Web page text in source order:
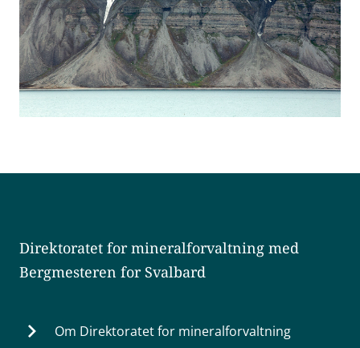
Direktoratet for mineralforvaltning med
Bergmesteren for Svalbard
Om Direktoratet for mineralforvaltning